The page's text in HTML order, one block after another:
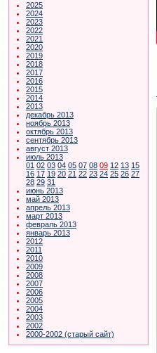
2025
2024
2023
2022
2021
2020
2019
2018
2017
2016
2015
2014
2013
декабрь 2013
ноябрь 2013
октябрь 2013
сентябрь 2013
август 2013
июль 2013
01 02 03 04 05 07 08 09 12 13 15
16 17 19 20 21 22 23 24 25 26 27
28 29 31
июнь 2013
май 2013
апрель 2013
март 2013
февраль 2013
январь 2013
2012
2011
2010
2009
2008
2007
2006
2005
2004
2003
2002
2000-2002 (старый сайт)